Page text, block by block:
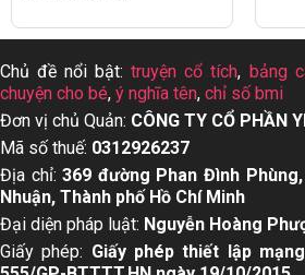
Chủ đề nổi bật:truyện cổ tích, bảng
chuyện cho bé, ý nghĩa tên, chỉ số bmi
Đơn vị chủ Quản: CÔNG TY CỔ PHẦN
Mã số thuế: 0312926237
Địa chỉ:369 đường Phan Đình
Nhuận, Thành phố Hồ Chí Minh
Đại diện pháp luật: Nguyễn Hoàng
Giấy phép: Giấy phép thiết lập